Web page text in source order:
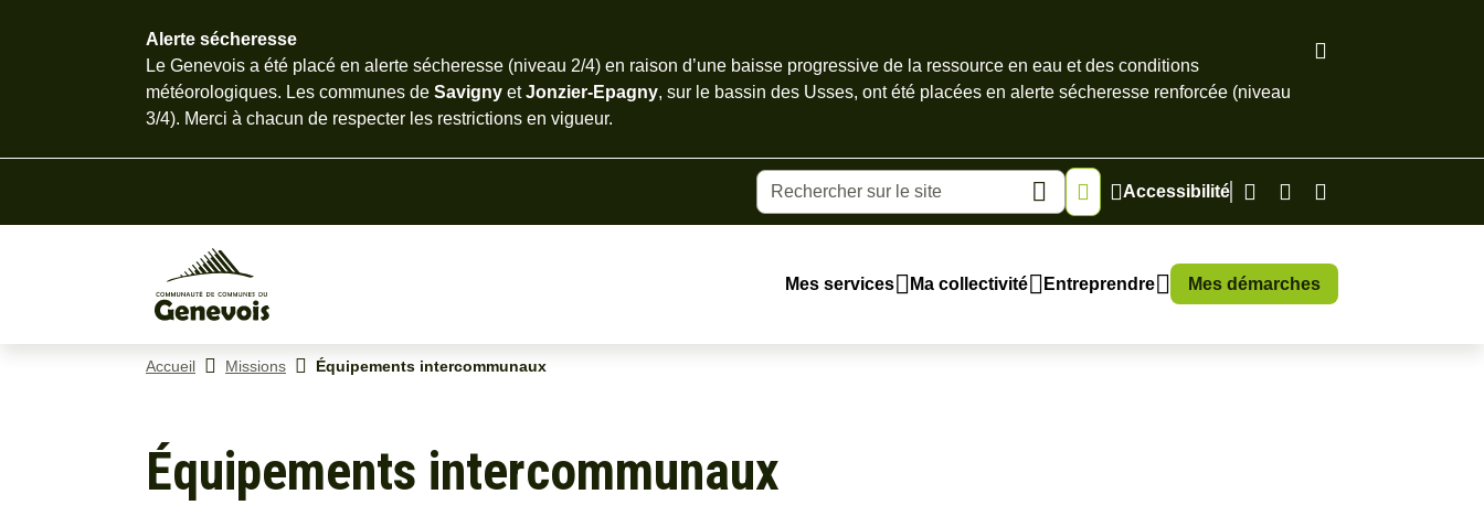
Alerte sécheresse
Le Genevois a été placé en alerte sécheresse (niveau 2/4) en raison d’une baisse progressive de la ressource en eau et des conditions
météorologiques. Les communes de Savigny etJonzier-Epagny, sur le bassin des Usses, ont été placées en alerte sécheresse renforcée (niveau
3/4). Merci à chacun de respecter les restrictions en vigueur.
Accessibilité
Mes services Ma collectivité Entreprendre Mes démarches
Accueil Missions Équipements intercommunaux
Équipements intercommunaux